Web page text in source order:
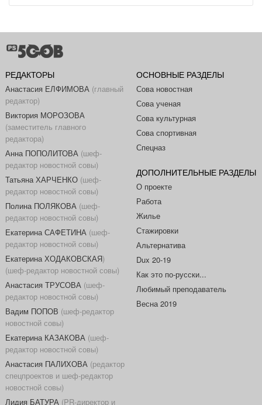
РЕДАКТОРЫ
Анастасия ЕЛФИМОВА (главный
редактор)
Виктория МОРОЗОВА
(заместитель главного
редактора)
Анна ПОПОЛИТОВА (шеф-
редактор новостной совы)
Татьяна ХАРЧЕНКО(шеф-
редактор новостной совы)
Полина ПОЛЯКОВА (шеф-
редактор новостной совы)
Екатерина САФЕТИНА (шеф-
редактор новостной совы)
Екатерина ХОДАКОВСКАЯ)
(шеф-редактор новостной совы)
Анастасия ТРУСОВА (шеф-
редактор новостной совы)
Вадим ПОПОВ (шеф-редактор
новостной совы)
Екатерина КАЗАКОВА (шеф-
редактор новостной совы)
Анастасия ПАЛИХОВА (редактор
спецпроектов и шеф-редактор
новостной совы)
Лидия БАТУРА (PR-директор и
ОСНОВНЫЕ РАЗДЕЛЫ
Сова новостная
Сова ученая
Сова культурная
Сова спортивная
Спецназ
ДОПОЛНИТЕЛЬНЫЕ РАЗДЕЛЫ
О проекте
Работа
Жилье
Стажировки
Альтернатива
Dux 20-19
Как это по-русски...
Любимый преподаватель
Весна 2019